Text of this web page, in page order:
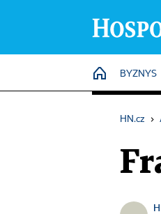
HOME
BYZNYS
HN.cz ›